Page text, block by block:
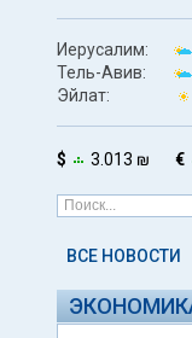
Иерусалим:
Тель-Авив:
Эйлат:
$ 3.013 ₪ €
ВСЕ НОВОСТИ